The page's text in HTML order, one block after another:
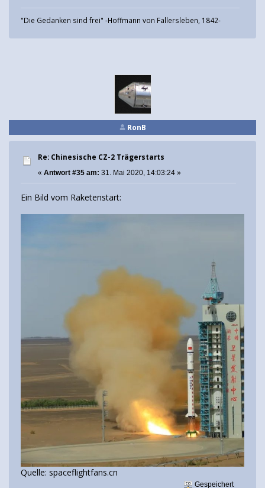
"Die Gedanken sind frei" -Hoffmann von Fallersleben, 1842-
RonB
Re: Chinesische CZ-2 Trägerstarts
« Antwort #35 am: 31. Mai 2020, 14:03:24 »
Ein Bild vom Raketenstart:
Quelle: spaceflightfans.cn
Gespeichert